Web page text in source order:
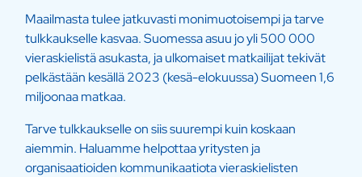
Maailmasta tulee jatkuvasti monimuotoisempi ja tarve
tulkkaukselle kasvaa. Suomessa asuu jo yli 500 000
vieraskielistä asukasta, ja ulkomaiset matkailijat tekivät
pelkästään kesällä 2023 (kesä-elokuussa) Suomeen 1,6
miljoonaa matkaa.
Tarve tulkkaukselle on siis suurempi kuin koskaan
aiemmin. Haluamme helpottaa yritysten ja
organisaatioiden kommunikaatiota vieraskielisten